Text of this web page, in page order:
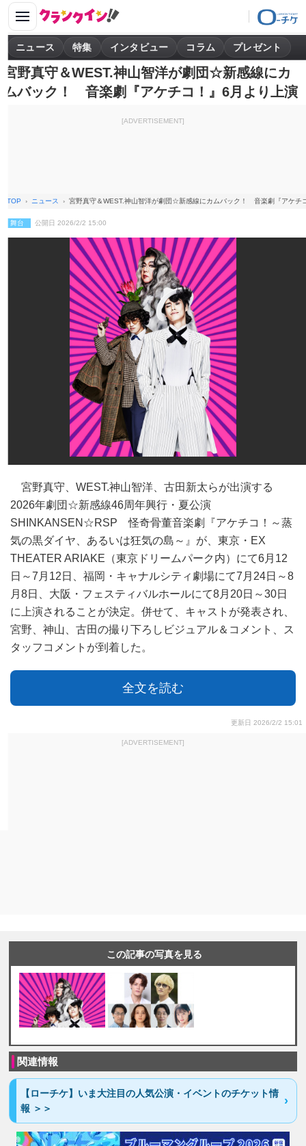
ニュース 特集 インタビュー コラム プレゼント
宮野真守＆WEST.神山智洋が劇団☆新感線にカ
ムバック！ 音楽劇『アケチコ！』6月より上演
[ADVERTISEMENT]
TOP ニュース 宮野真守＆WEST.神山智洋が劇団☆新感線にカムバック！ 音楽劇『アケチ
舞台 公開日 2026/2/2 15:00
宮野真守、WEST.神山智洋、古田新太らが出演する
2026年劇団☆新感線46周年興行・夏公演
SHINKANSEN☆RSP 怪奇骨董音楽劇『アケチコ！～蒸
気の黒ダイヤ、あるいは狂気の島～』が、東京・EX
THEATER ARIAKE（東京ドリームパーク内）にて6月12
日～7月12日、福岡・キャナルシティ劇場にて7月24日～8
月8日、大阪・フェスティバルホールにて8月20日～30日
に上演されることが決定。併せて、キャストが発表され、
宮野、神山、古田の撮り下ろしビジュアル＆コメント、ス
タッフコメントが到着した。
全文を読む
更新日 2026/2/2 15:01
[ADVERTISEMENT]
この記事の写真を見る
関連情報
【ローチケ】いま大注目の人気公演・イベントのチケット情
報 ＞＞